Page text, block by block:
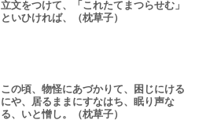
立文をつけて、「これたてまつらせむ」
といひければ、（枕草子）
この頃、物怪にあづかりて、困じにける
にや、居るままにすなはち、眠り声な
る、いと憎し。（枕草子）